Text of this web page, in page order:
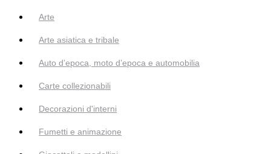
Arte
Arte asiatica e tribale
Auto d’epoca, moto d’epoca e automobilia
Carte collezionabili
Decorazioni d'interni
Fumetti e animazione